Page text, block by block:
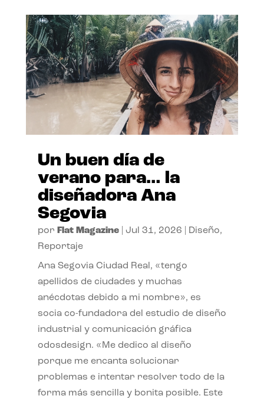
Un buen día de
verano para… la
diseñadora Ana
Segovia
por Flat Magazine| Jul 31, 2026 Diseño,
Reportaje
Ana Segovia Ciudad Real, «tengo
apellidos de ciudades y muchas
anécdotas debido a mi nombre», es
socia co-fundadora del estudio de diseño
industrial y comunicación gráfica
odosdesign. «Me dedico al diseño
porque me encanta solucionar
problemas e intentar resolver todo de la
forma más sencilla y bonita posible. Este